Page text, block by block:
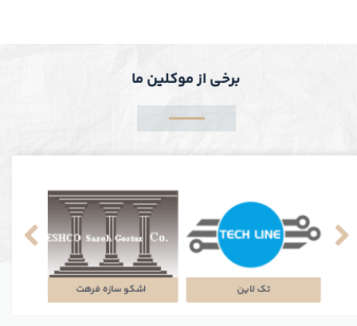
مجتمع تجاری و اداری پالمیرا شرکت سایه سمن
برخی از موکلین ما